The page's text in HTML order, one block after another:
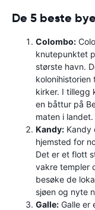
De 5 beste
Colombo:
knutepunktet
største havn.
kolonihistorien
kirker. I tillegg
en båttur på
maten i landet.
Kandy: Kandy
hjemsted for
Det er et flott
vakre templer
besøke de
sjøen og nyte
Galle: Galle er